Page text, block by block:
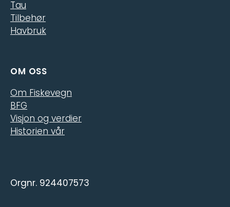
Tau
Tilbehør
Havbruk
OM OSS
Om Fiskevegn
BFG
Visjon og verdier
Historien vår
Orgnr. 924407573